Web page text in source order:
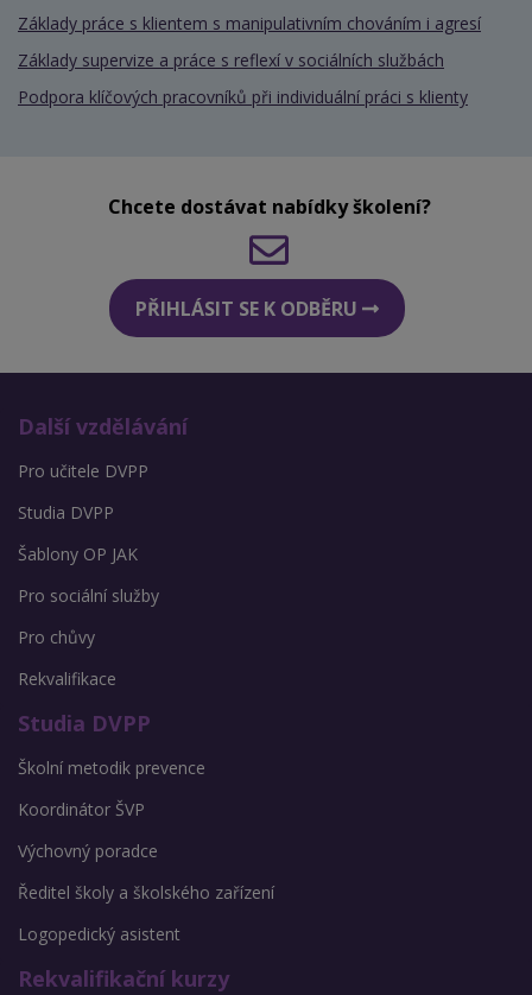
Základy práce s klientem s manipulativním chováním i agresí
Základy supervize a práce s reflexí v sociálních službách
Podpora klíčových pracovníků při individuální práci s klienty
Chcete dostávat nabídky školení?
PŘIHLÁSIT SE K ODBĚRU
Další vzdělávání
Pro učitele DVPP
Studia DVPP
Šablony OP JAK
Pro sociální služby
Pro chůvy
Rekvalifikace
Studia DVPP
Školní metodik prevence
Koordinátor ŠVP
Výchovný poradce
Ředitel školy a školského zařízení
Logopedický asistent
Rekvalifikační kurzy